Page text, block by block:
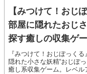
【みつけて！おじ
部屋に隠れたおじ
探す癒しの収集ゲ
『みつけて！おじぽっく
隠れた小さな妖精“おじぽ
癒し系収集ゲーム。レベル